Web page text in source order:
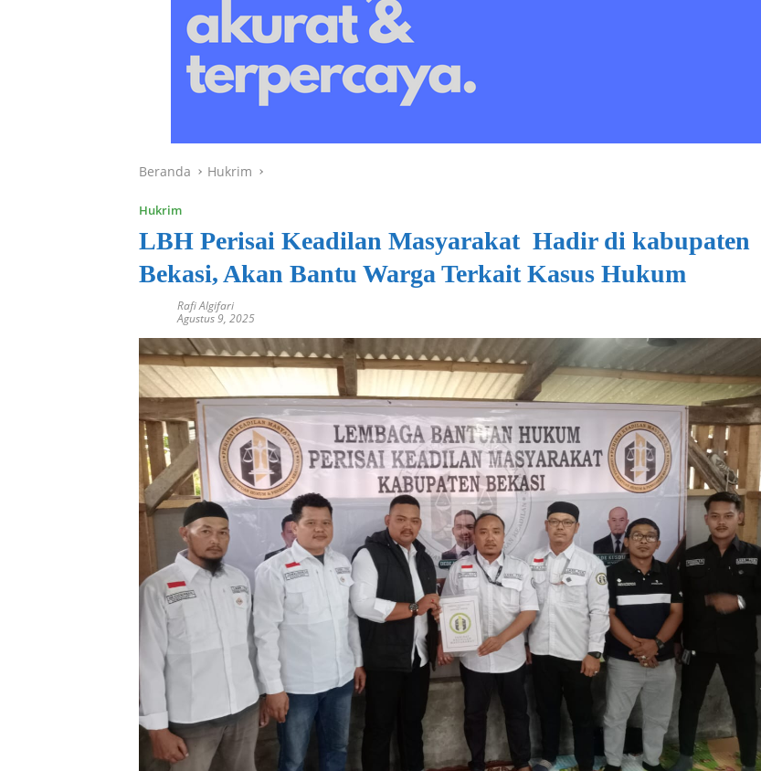
Beranda Hukrim
Hukrim
LBH Perisai Keadilan Masyarakat Hadir di kabupaten
Bekasi, Akan Bantu Warga Terkait Kasus Hukum
Rafi Algifari
Agustus 9, 2025